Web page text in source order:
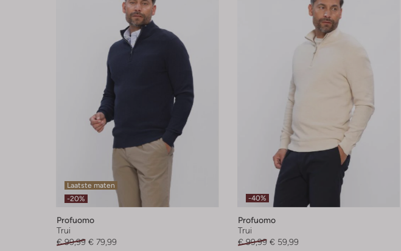
Laatste maten
-20%
Profuomo
Trui
€ 99,99 € 79,99
-40%
Profuomo
Trui
€ 99,99 € 59,99